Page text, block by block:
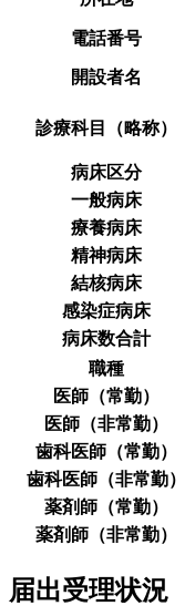
電話番号
開設者名
診療科目（略称）
病床区分
一般病床
療養病床
精神病床
結核病床
感染症病床
病床数合計
職種
医師（常勤）
医師（非常勤）
歯科医師（常勤）
歯科医師（非常勤）
薬剤師（常勤）
薬剤師（非常勤）
届出受理状況